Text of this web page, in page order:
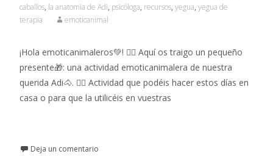
caballos, la anatomia de Adi, psicóloga, recursos, yegua, yegua de
terapia
emoticanimal
¡Hola emoticanimaleros💚! 👉🏼 Aquí os traigo un pequeño
presente🎁: una actividad emoticanimalera de nuestra
querida Adi🐴. 👉🏼 Actividad que podéis hacer estos días en
casa o para que la utilicéis en vuestras
Deja un comentario